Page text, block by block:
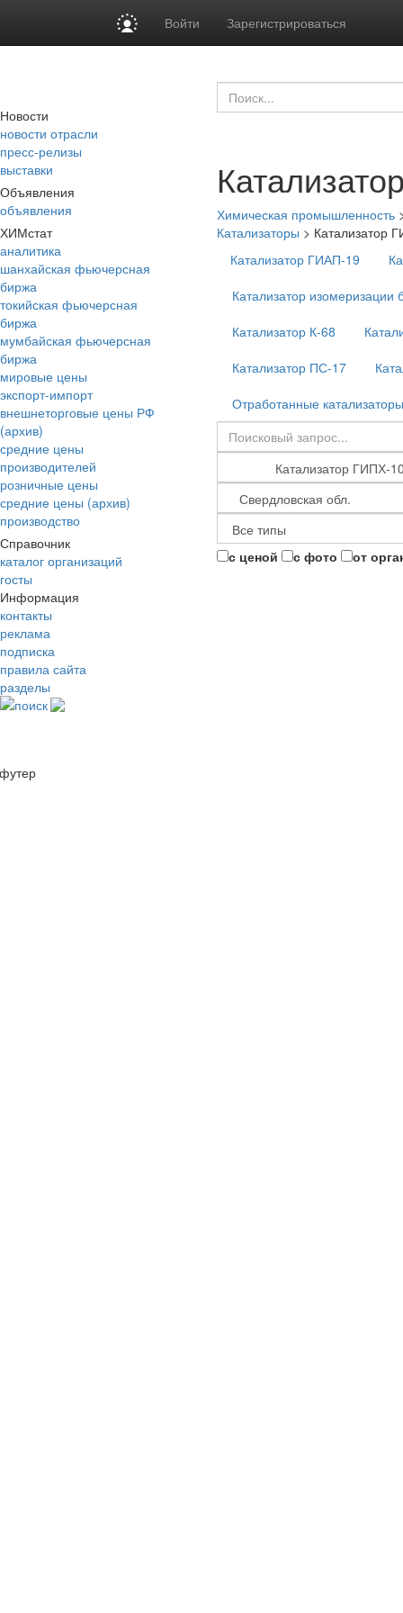
Войти Зарегистрироваться
Новости
новости отрасли
пресс-релизы
выставки
Объявления
объявления
ХИМстат
аналитика
шанхайская фьючерсная
биржа
токийская фьючерсная
биржа
мумбайская фьючерсная
биржа
мировые цены
экспорт-импорт
внешнеторговые цены РФ
(архив)
средние цены
производителей
розничные цены
средние цены (архив)
производство
Справочник
каталог организаций
госты
Информация
контакты
реклама
подписка
правила сайта
разделы
поиск
Химическая промышленность
Катализаторы > Катализатор
Катализатор ГИАП-19
Катализатор изомеризации
Катализатор К-68
Катализатор ПС-17
Отработанные катализаторы
с ценой с фото от
футер